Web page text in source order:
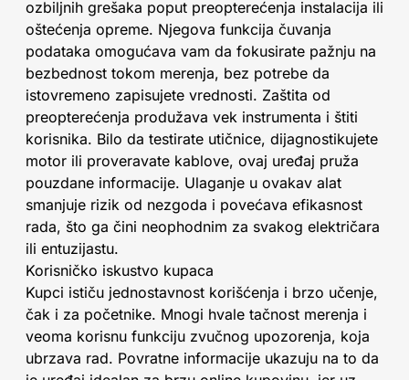
ozbiljnih grešaka poput preopterećenja instalacija ili
oštećenja opreme. Njegova funkcija čuvanja
podataka omogućava vam da fokusirate pažnju na
bezbednost tokom merenja, bez potrebe da
istovremeno zapisujete vrednosti. Zaštita od
preopterećenja produžava vek instrumenta i štiti
korisnika. Bilo da testirate utičnice, dijagnostikujete
motor ili proveravate kablove, ovaj uređaj pruža
pouzdane informacije. Ulaganje u ovakav alat
smanjuje rizik od nezgoda i povećava efikasnost
rada, što ga čini neophodnim za svakog električara
ili entuzijastu.
Korisničko iskustvo kupaca
Kupci ističu jednostavnost korišćenja i brzo učenje,
čak i za početnike. Mnogi hvale tačnost merenja i
veoma korisnu funkciju zvučnog upozorenja, koja
ubrzava rad. Povratne informacije ukazuju na to da